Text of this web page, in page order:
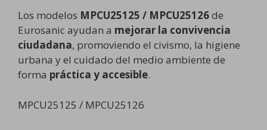
Los modelos MPCU25125 / MPCU25126de
Eurosanic ayudan a mejorar la convivencia
ciudadana, promoviendo el civismo, la higiene
urbana y el cuidado del medio ambiente de
forma práctica y accesible.
MPCU25125 / MPCU25126